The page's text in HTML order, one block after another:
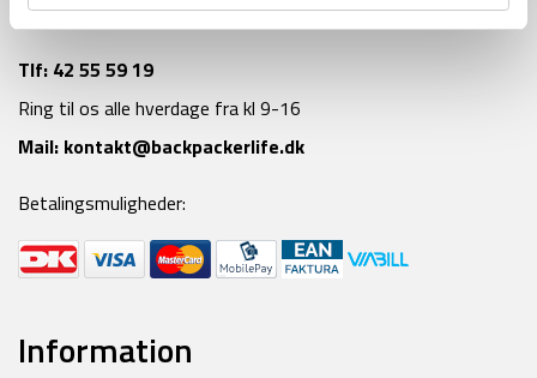
Tlf: 42 55 59 19
Ring til os alle hverdage fra kl 9-16
Mail: kontakt@backpackerlife.dk
Betalingsmuligheder:
Information